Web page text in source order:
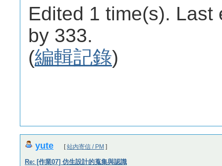
Edited 1 time(s). Last
by 333.
(編輯記錄)
yute [站內寄信 / PM ]
Re: [作業07] 仿生設計的蒐集與認識